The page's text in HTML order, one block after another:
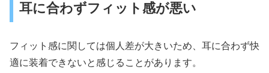
耳に合わずフィット感が悪い
フィット感に関しては個人差が大きいため、耳に合わず快
適に装着できないと感じることがあります。